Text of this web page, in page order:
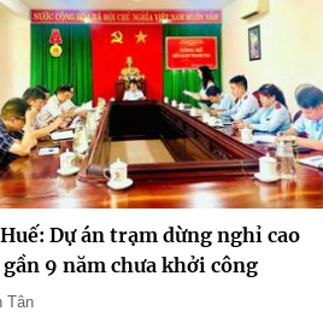
Dự án trạm dừng nghỉ cao
9 năm chưa khởi công
Tân